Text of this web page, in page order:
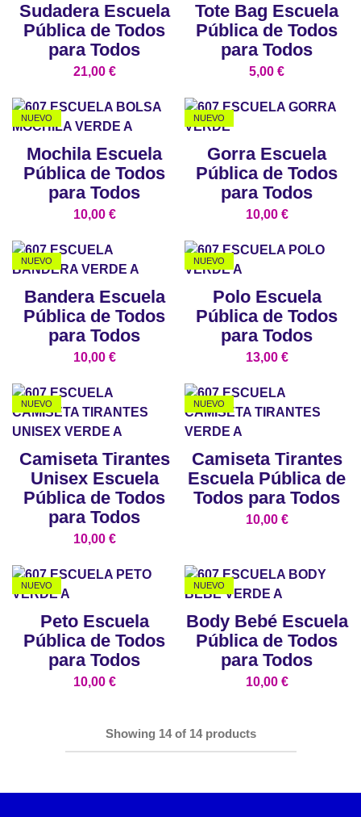
Sudadera Escuela
Pública de Todos
para Todos
21,00 €
Tote Bag Escuela
Pública de Todos
para Todos
5,00 €
NUEVO
Mochila Escuela
Pública de Todos
para Todos
10,00 €
NUEVO
Gorra Escuela
Pública de Todos
para Todos
10,00 €
NUEVO
Bandera Escuela
Pública de Todos
para Todos
10,00 €
NUEVO
Polo Escuela
Pública de Todos
para Todos
13,00 €
NUEVO
Camiseta Tirantes
Unisex Escuela
Pública de Todos
para Todos
10,00 €
NUEVO
Camiseta Tirantes
Escuela Pública de
Todos para Todos
10,00 €
NUEVO
Peto Escuela
Pública de Todos
para Todos
10,00 €
NUEVO
Body Bebé Escuela
Pública de Todos
para Todos
10,00 €
Showing 14of 14 products